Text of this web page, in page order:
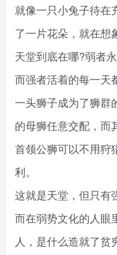
就像一只小兔子待在
了一片花朵，就在想
天堂到底在哪?弱者
而强者活着的每一天
一头狮子成为了狮群
的母狮任意交配，而
首领公狮可以不用狩
利。
这就是天堂，但只有
而在弱势文化的人眼
人，是什么造就了